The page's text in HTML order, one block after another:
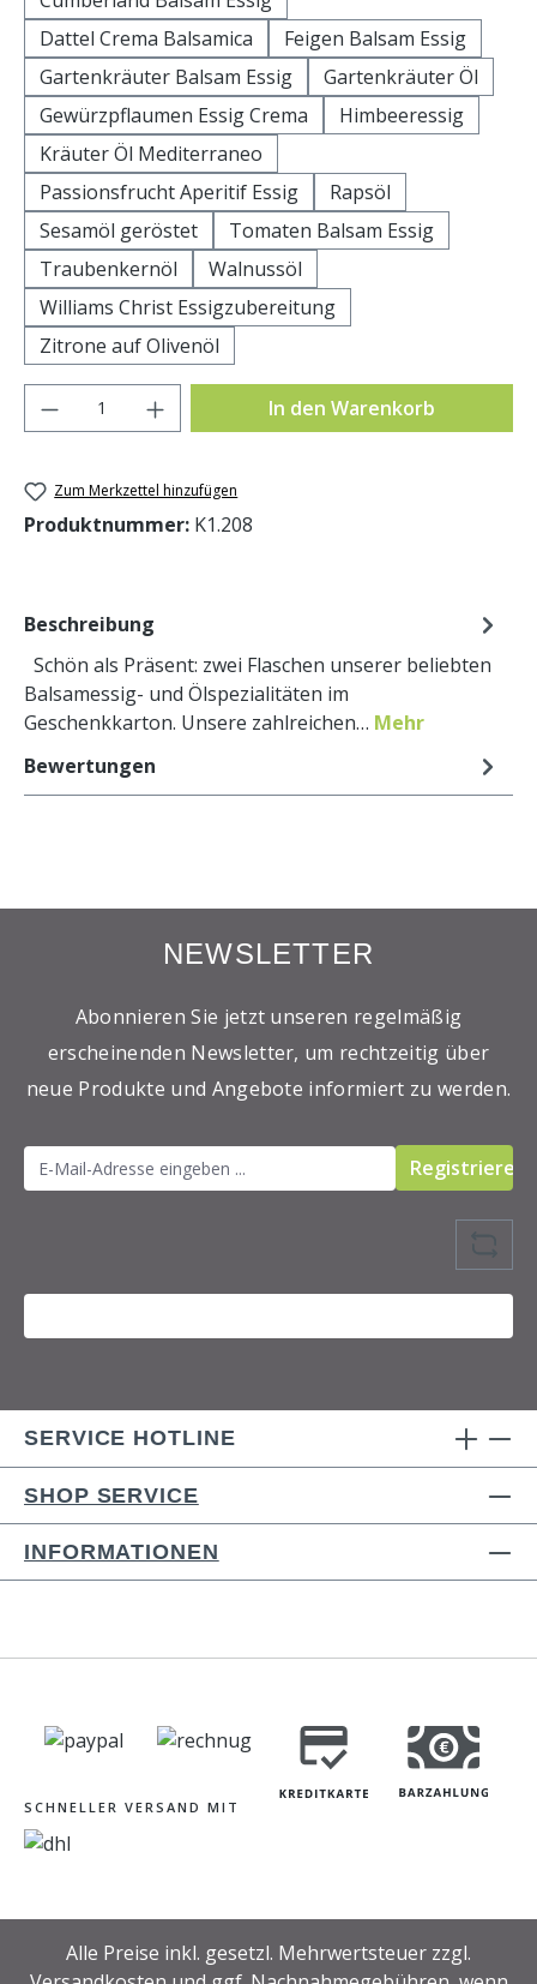
Dattel Crema Balsamica
Feigen Balsam Essig
Gartenkräuter Balsam Essig
Gartenkräuter Öl
Gewürzpflaumen Essig Crema
Himbeeressig
Kräuter Öl Mediterraneo
Passionsfrucht Aperitif Essig
Rapsöl
Sesamöl geröstet
Tomaten Balsam Essig
Traubenkernöl
Walnussöl
Williams Christ Essigzubereitung
Zitrone auf Olivenöl
Produkt Anzahl: Gib den gewünschten
In den Warenkorb
Zum Merkzettel hinzufügen
Produktnummer: K1.208
Beschreibung
Schön als Präsent: zwei Flaschen unserer beliebten
Balsamessig- und Ölspezialitäten im
Geschenkkarton. Unsere zahlreichen… Mehr
Bewertungen
NEWSLETTER
Abonnieren Sie jetzt unseren regelmäßig
erscheinenden Newsletter, um rechtzeitig über
neue Produkte und Angebote informiert zu werden.
Registrieren
SERVICE HOTLINE
SHOP SERVICE
INFORMATIONEN
SCHNELLER VERSAND MIT
Alle Preise inkl. gesetzl. Mehrwertsteuer zzgl.